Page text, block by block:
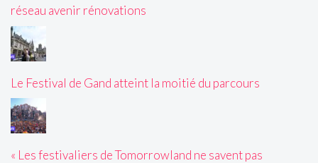
réseau avenir rénovations
Le Festival de Gand atteint la moitié du parcours
« Les festivaliers de Tomorrowland ne savent pas